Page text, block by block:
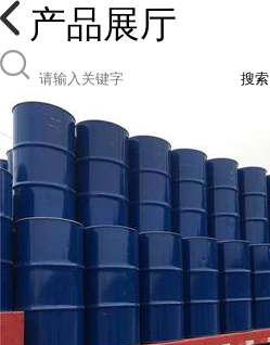
产品展厅
搜索